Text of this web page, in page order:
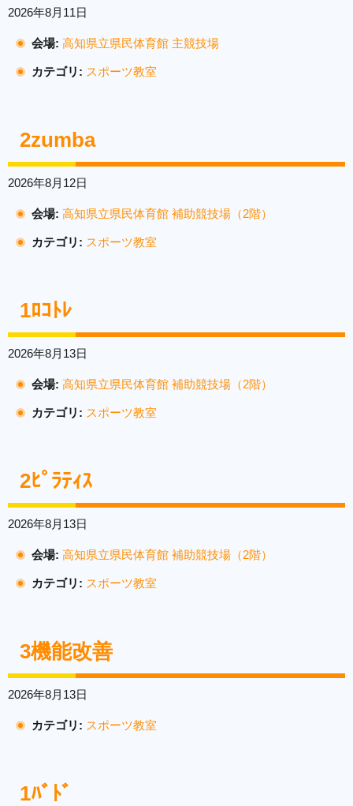
2026年8月11日
会場: 高知県立県民体育館 主競技場
カテゴリ: スポーツ教室
2zumba
2026年8月12日
会場: 高知県立県民体育館 補助競技場（2階）
カテゴリ: スポーツ教室
1ﾛｺﾄﾚ
2026年8月13日
会場: 高知県立県民体育館 補助競技場（2階）
カテゴリ: スポーツ教室
2ﾋﾟﾗﾃｨｽ
2026年8月13日
会場: 高知県立県民体育館 補助競技場（2階）
カテゴリ: スポーツ教室
3機能改善
2026年8月13日
カテゴリ: スポーツ教室
1ﾊﾞﾄﾞ